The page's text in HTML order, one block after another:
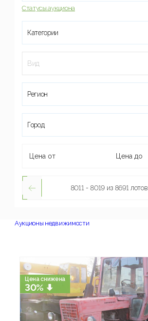
Статусы аукциона
Категории
Вид
Регион
Город
8011 - 8019 из 8691 лотов
Аукционы недвижимости
Цена снижена
30%